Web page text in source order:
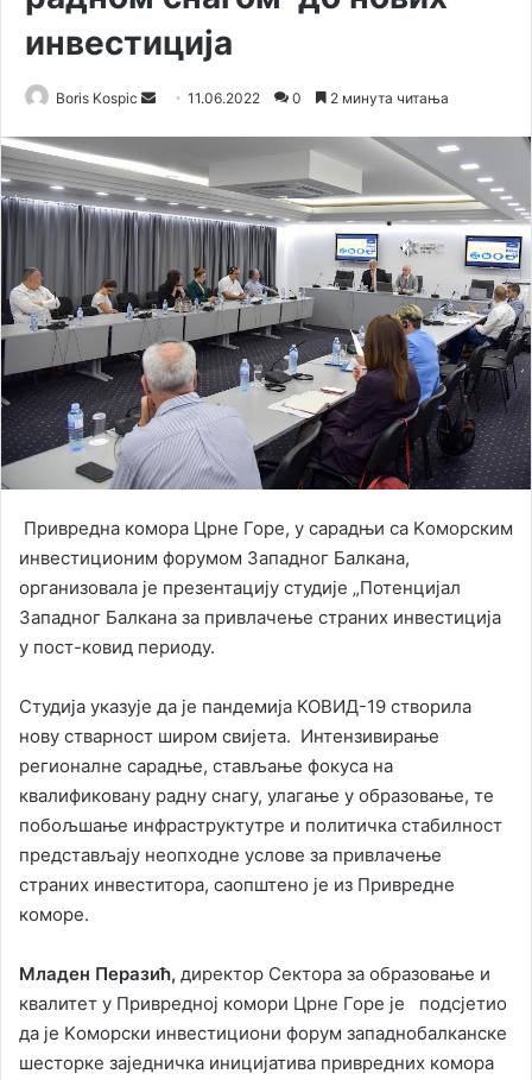
инвестиција
Boris Kospic
Send11.06.2022 0 2 минута читања
Привредна комора Црне Горе, у сарадњи са Kоморским
инвестиционим форумом Западног Балкана,
организовала је презентацију студије „Потенцијал
Западног Балкана за привлачење страних инвестиција
у пост-ковид периоду.
Студија указује да је пандемија КОВИД-19 створила
нову стварност широм свијета. Интензивирање
регионалне сарадње, стављање фокуса на
квалификовану радну снагу, улагање у образовање, те
побољшање инфраструктутре и политичка стабилност
представљају неопходне услове за привлачење
страних инвеститора, саопштено је из Привредне
коморе.
Младен Перазић, директор Сектора за образовање и
квалитет у Привредној комори Црне Горе је подсјетио
да је Kоморски инвестициони форум западнобалканске
шесторке заједничка иницијатива привредних комора